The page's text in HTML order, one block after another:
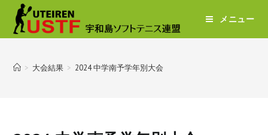
メニュー
> 大会結果 > 2024 中学南予学年別大会